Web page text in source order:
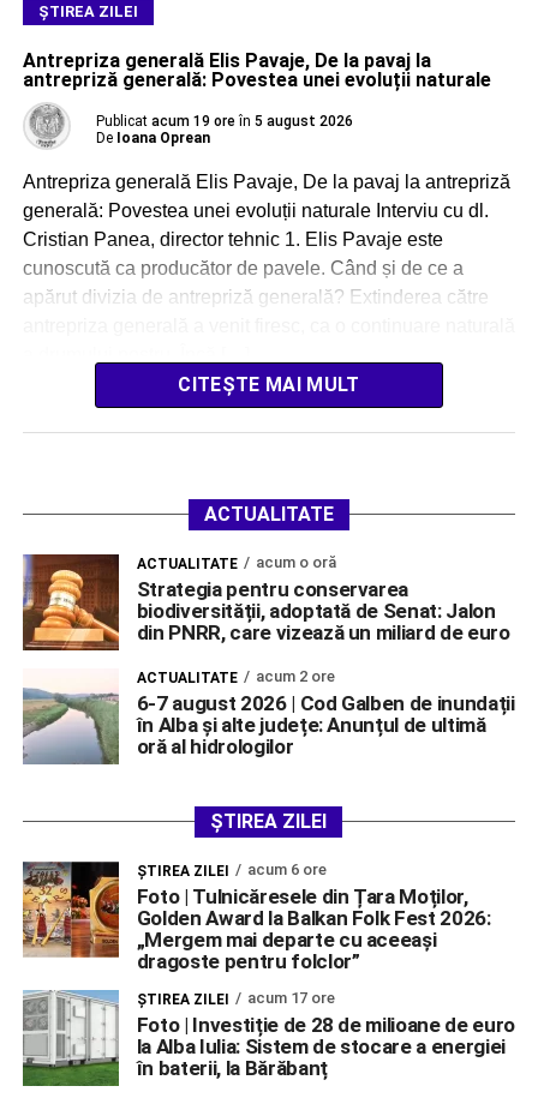
ŞTIREA ZILEI
Antrepriza generală Elis Pavaje, De la pavaj la
antrepriză generală: Povestea unei evoluții naturale
Publicat acum 19 ore în 5 august 2026
De Ioana Oprean
Antrepriza generală Elis Pavaje, De la pavaj la antrepriză
generală: Povestea unei evoluții naturale Interviu cu dl.
Cristian Panea, director tehnic 1. Elis Pavaje este
cunoscută ca producător de pavele. Când și de ce a
apărut divizia de antrepriză generală? Extinderea către
CITEȘTE MAI MULT
ACTUALITATE
ACTUALITATE acum o oră
Strategia pentru conservarea
biodiversității, adoptată de Senat: Jalon
din PNRR, care vizează un miliard de euro
ACTUALITATE acum 2 ore
6-7 august 2026 | Cod Galben de inundații
în Alba și alte județe: Anunțul de ultimă
oră al hidrologilor
ȘTIREA ZILEI
ŞTIREA ZILEI acum 6 ore
Foto | Tulnicăresele din Țara Moților,
Golden Award la Balkan Folk Fest 2026:
„Mergem mai departe cu aceeași
dragoste pentru folclor”
ŞTIREA ZILEI acum 17 ore
Foto | Investiție de 28 de milioane de euro
la Alba Iulia: Sistem de stocare a energiei
în baterii, la Bărăbanț